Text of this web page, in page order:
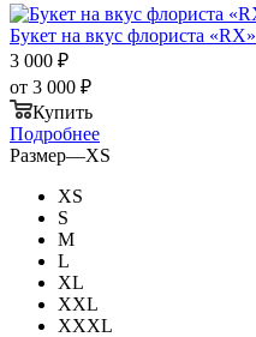
Букет на вкус флориста «RX»
3 000 ₽
от 3 000 ₽
Купить
Подробнее
Размер—XS
XS
S
M
L
XL
XXL
XXXL